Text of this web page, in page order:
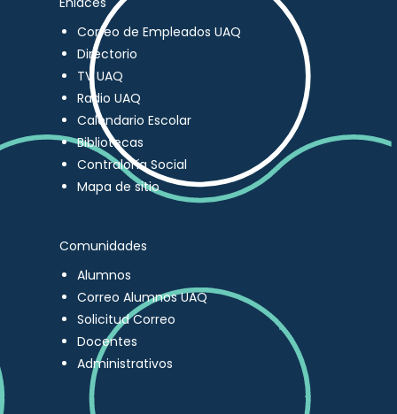
Correo de Empleados UAQ
Directorio
TV UAQ
Radio UAQ
Calendario Escolar
Bibliotecas
Contraloría Social
Mapa de sitio
Comunidades
Alumnos
Correo Alumnos UAQ
Solicitud Correo
Docentes
Administrativos